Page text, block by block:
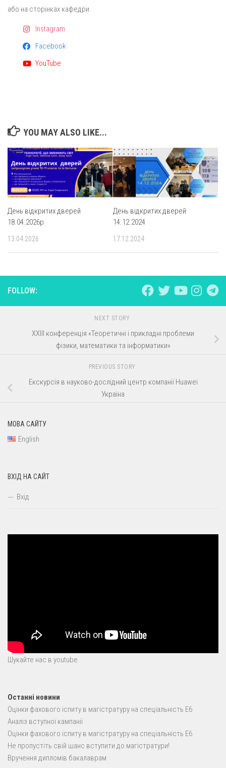
або на сторінках кафедри
Instagram
Facebook
YouTube
YOU MAY ALSO LIKE...
День відкритих дверей
18.04.2026р
13.04.2026
День відкритих дверей
14.12.2024
17.12.2024
FOLLOW:
NEXT STORY
XXІІІ конференція «Теоретичні i прикладні проблеми
фізики, математики та інформатики»
PREVIOUS STORY
Екскурсія в науково-дослідний центр компанії Huawei
Україна
МОВА САЙТУ
English
ВХІД НА САЙТ
Вхід
Шукайте нас в youtube
Останні новини
Оцінки фахового іспиту в магістратуру на спеціальність E6
Аналіз вступної кампанії
Оцінки фахового іспиту в магістратуру на спеціальність E6
Не пропустіть свій шанс вступити до магістратури!
Вручення дипломів бакалаврам